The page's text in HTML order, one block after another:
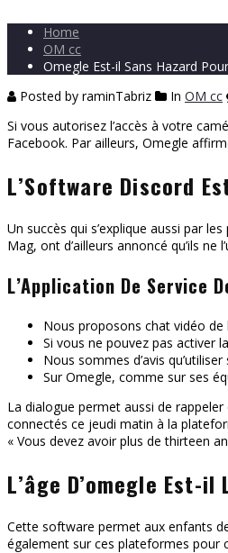
Home
OM cc
Omegle Est-il Sans Hazard
Posted by raminTabriz
In OM cc
Si vous autorisez l’accès à votre
Facebook. Par ailleurs, Omegle
L’Software Discord
Un succès qui s’explique aussi par
Mag, ont d’ailleurs annoncé qu’ils
L’Application De Service
Nous proposons chat vidéo
Si vous ne pouvez pas activer
Nous sommes d’avis
Sur Omegle, comme sur ses
La dialogue permet aussi de
connectés ce jeudi matin à la
« Vous devez avoir plus de thirteen
L’âge D’omegle Est-
Cette software permet aux enfants
également sur ces plateformes pour